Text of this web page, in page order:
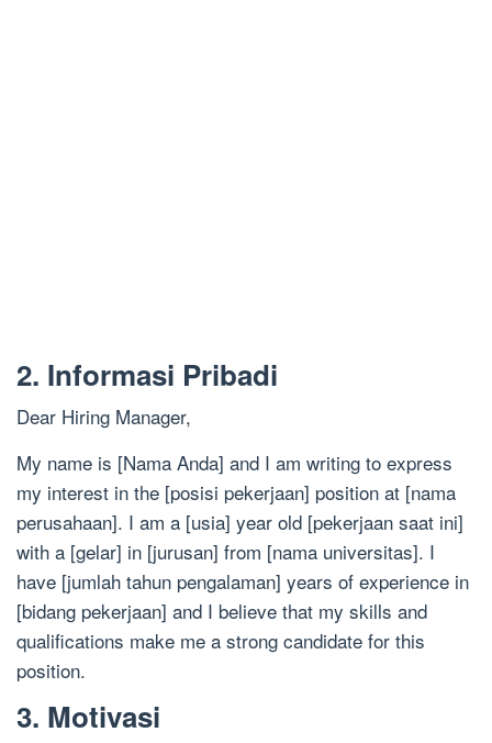
2. Informasi Pribadi
Dear Hiring Manager,
My name is [Nama Anda] and I am writing to express
my interest in the [posisi pekerjaan] position at [nama
perusahaan]. I am a [usia] year old [pekerjaan saat ini]
with a [gelar] in [jurusan] from [nama universitas]. I
have [jumlah tahun pengalaman] years of experience in
[bidang pekerjaan] and I believe that my skills and
qualifications make me a strong candidate for this
position.
3. Motivasi